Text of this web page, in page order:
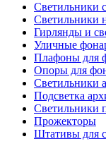
Светильники
Светильники
Гирлянды и
Уличные
Плафоны для
Опоры для
Светильники
Подсветка
Светильники
Прожекторы
Штативы для